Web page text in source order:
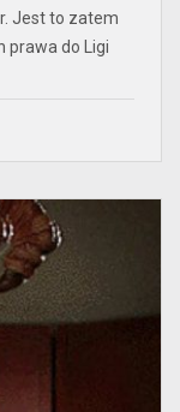
Jest to zatem
prawa do Ligi